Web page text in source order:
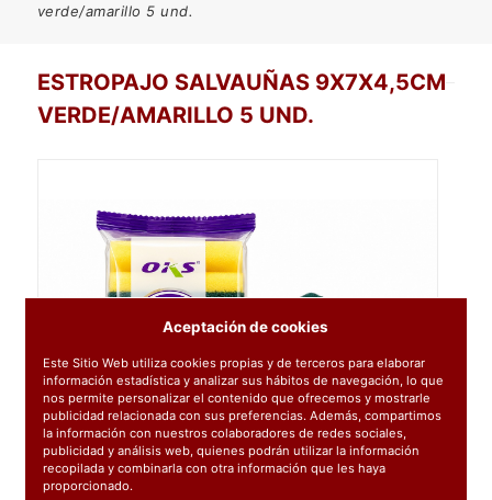
verde/amarillo 5 und.
ESTROPAJO SALVAUÑAS 9X7X4,5CM
VERDE/AMARILLO 5 UND.
Aceptación de cookies
Este Sitio Web utiliza cookies propias y de terceros para elaborar
información estadística y analizar sus hábitos de navegación, lo que
nos permite personalizar el contenido que ofrecemos y mostrarle
publicidad relacionada con sus preferencias. Además, compartimos
la información con nuestros colaboradores de redes sociales,
publicidad y análisis web, quienes podrán utilizar la información
recopilada y combinarla con otra información que les haya
proporcionado.